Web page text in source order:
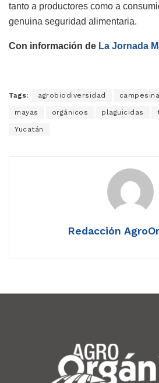
tanto a productores como a
genuina seguridad alimentaria.
Con información de La Jornada
Tags: agrobiodiversidad
mayas orgánicos plaguicidas
Yucatán
Redacción